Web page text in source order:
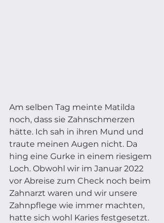
Am selben Tag meinte Matilda
noch, dass sie Zahnschmerzen
hätte. Ich sah in ihren Mund und
traute meinen Augen nicht. Da
hing eine Gurke in einem riesigem
Loch. Obwohl wir im Januar 2022
vor Abreise zum Check noch beim
Zahnarzt waren und wir unsere
Zahnpflege wie immer machten,
hatte sich wohl Karies festgesetzt.